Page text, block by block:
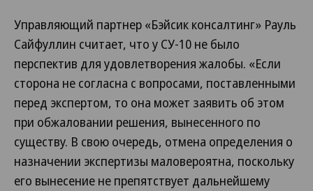
Управляющий партнер «Бэйсик консалтинг» Рауль
Сайфуллин считает, что у СУ-10 не было
перспектив для удовлетворения жалобы. «Если
сторона не согласна с вопросами, поставленными
перед экспертом, то она может заявить об этом
при обжаловании решения, вынесенного по
существу. В свою очередь, отмена определения о
назначении экспертизы маловероятна, поскольку
его вынесение не препятствует дальнейшему